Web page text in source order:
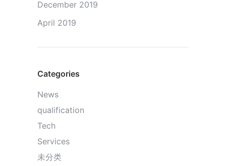
December 2019
April 2019
Categories
News
qualification
Tech
Services
未分类